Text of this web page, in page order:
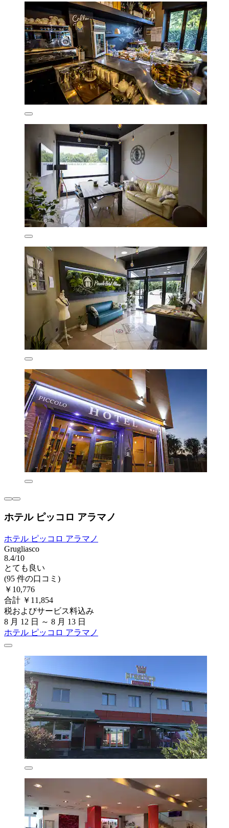
ホテル ピッコロ アラマノ
ホテル ピッコロ アラマノ
Grugliasco
8.4/10
とても良い
(95 件の口コミ)
￥10,776
合計 ￥11,854
税およびサービス料込み
8 月 12 日 ～ 8 月 13 日
ホテル ピッコロ アラマノ